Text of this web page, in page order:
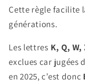
Cette règle facilite
générations.
Les lettres K, Q, W,
exclues car
en 2025, c’est donc